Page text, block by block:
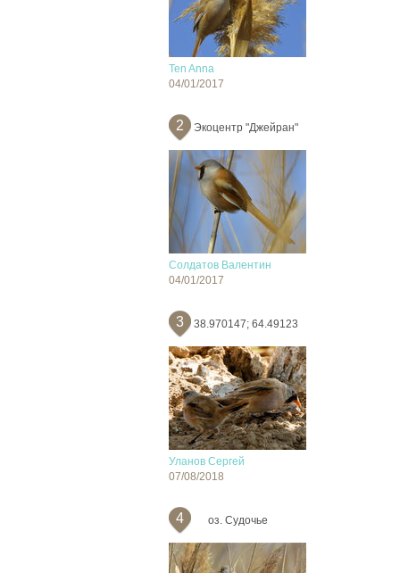
Ten Anna
04/01/2017
2 Экоцентр "Джейран"
Солдатов Валентин
04/01/2017
3 38.970147; 64.49123
Уланов Сергей
07/08/2018
4 оз. Судочье